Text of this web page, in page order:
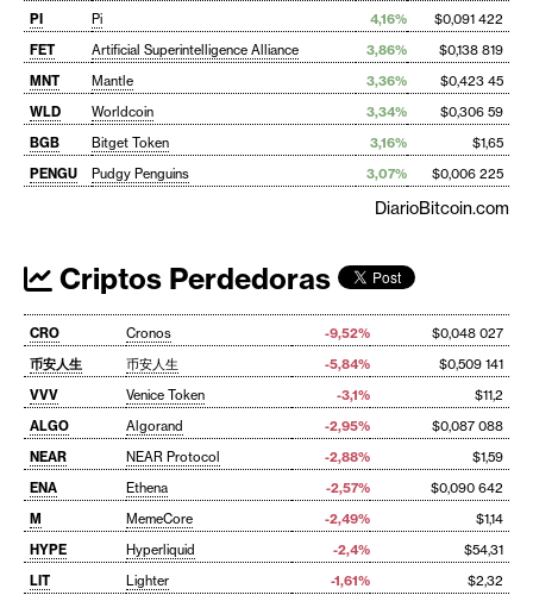
PI
Pi 4,16%
$0,091 422
FET
Artificial Superintelligence Alliance 3,86%
$0,138 819
MNT
Mantle 3,36%
$0,423 45
WLD
Worldcoin 3,34%
$0,306 59
BGB
Bitget Token 3,16%
$1,65
PENGU
Pudgy Penguins 3,07% $0,006 225
DiarioBitcoin.com
Criptos Perdedoras
CRO Cronos -9,52%
$0,048 027
币安人生
币安人生 -5,84%
$0,509 141
VVV
Venice Token -3,1%
$11,2
ALGO
Algorand -2,95%
$0,087 088
NEAR
NEAR Protocol -2,88%
$1,59
ENA
Ethena -2,57%
$0,090 642
M
MemeCore -2,49%
$1,14
HYPE
Hyperliquid -2,4%
$54,31
LIT
Lighter -1,61%
$2,32